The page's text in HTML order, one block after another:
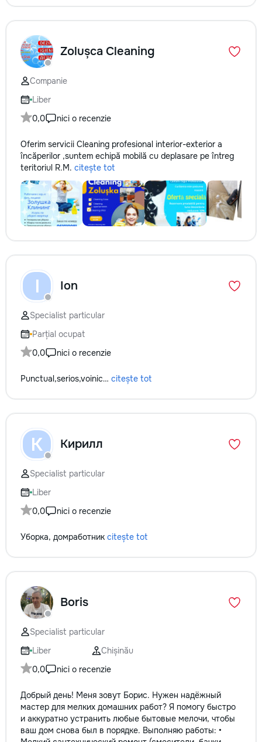
Zolușca Cleaning
Companie
Liber
0,0
nici o recenzie
Oferim servicii Cleaning profesional interior-exterior a
încăperilor ,suntem echipă mobilă cu deplasare pe întreg
teritoriul R.M. citește tot
I Ion
Specialist particular
Parțial ocupat
0,0
nici o recenzie
Punctual,serios,voinic… citește tot
К Кирилл
Specialist particular
Liber
0,0
nici o recenzie
Уборка, домработник citește tot
Boris
Specialist particular
Liber
Chișinău
0,0
nici o recenzie
Добрый день! Меня зовут Борис. Нужен надёжный
мастер для мелких домашних работ? Я помогу быстро
и аккуратно устранить любые бытовые мелочи, чтобы
ваш дом снова был в порядке. Выполняю работы: •